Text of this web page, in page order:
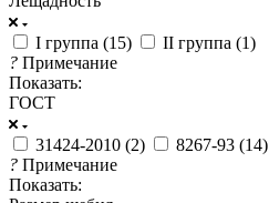
I группа (15) II группа (1)
? Примечание
Показать:
ГОСТ
31424-2010 (2) 8267-93 (14)
? Примечание
Показать: